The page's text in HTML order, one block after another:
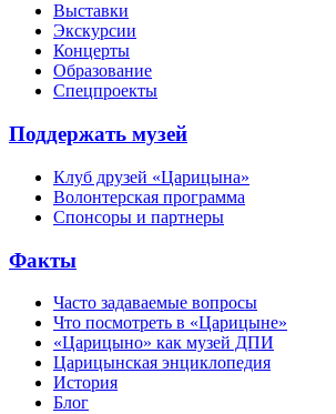
Выставки
Экскурсии
Концерты
Образование
Спецпроекты
Поддержать музей
Клуб друзей «Царицына»
Волонтерская программа
Спонсоры и партнеры
Факты
Часто задаваемые вопросы
Что посмотреть в «Царицыне»
«Царицыно» как музей ДПИ
Царицынская энциклопедия
История
Блог